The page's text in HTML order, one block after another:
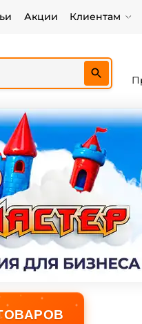
Акции Клиентам